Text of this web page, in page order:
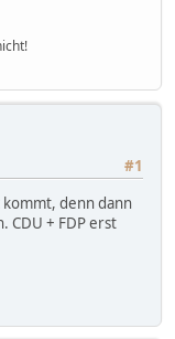
#1
kommt, denn dann
CDU + FDP erst